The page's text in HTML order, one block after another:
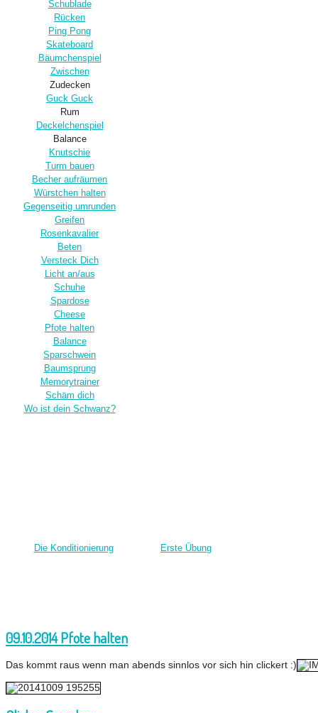
Schublade
Rücken
Ping Pong
Skateboard
Bäumchenspiel
Zwischen
Zudecken
Guck Guck
Rum
Deckelchenspiel
Balance
Knutschie
Turm bauen
Becher aufräumen
Würstchen halten
Gegenseitig umrunden
Greifen
Rosenkavalier
Beten
Versteck Dich
Licht an/aus
Schuhe
Spardose
Cheese
Pfote halten
Balance
Sparschwein
Baumsprung
Memorytrainer
Schäm dich
Wo ist dein Schwanz?
Die Konditionierung Erste Übung
09.10.2014 Pfote halten
Das kommt raus wenn man abends sinnlos vor sich hin clickert :)